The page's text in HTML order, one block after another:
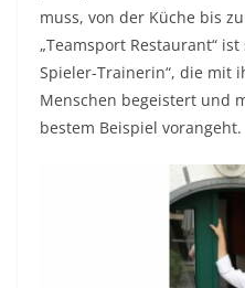
muss, von der Küche bis
„Teamsport Restaurant“
Spieler-Trainerin“, die mit
Menschen begeistert und
bestem Beispiel vorangeht.